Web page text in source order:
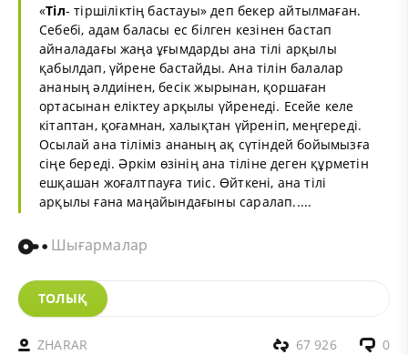
«Тіл- тіршіліктің бастауы» деп бекер айтылмаған.
Себебі, адам баласы ес білген кезінен бастап
айналадағы жаңа ұғымдарды ана тілі арқылы
қабылдап, үйрене бастайды. Ана тілін балалар
ананың әлдиінен, бесік жырынан, қоршаған
ортасынан еліктеу арқылы үйренеді. Есейе келе
кітаптан, қоғамнан, халықтан үйреніп, меңгереді.
Осылай ана тіліміз ананың ақ сүтіндей бойымызға
сіңе береді. Әркім өзінің ана тіліне деген құрметін
ешқашан жоғалтпауға тиіс. Өйткені, ана тілі
арқылы ғана маңайындағыны саралап.....
Шығармалар
ТОЛЫҚ
ZHARAR 0
67 926